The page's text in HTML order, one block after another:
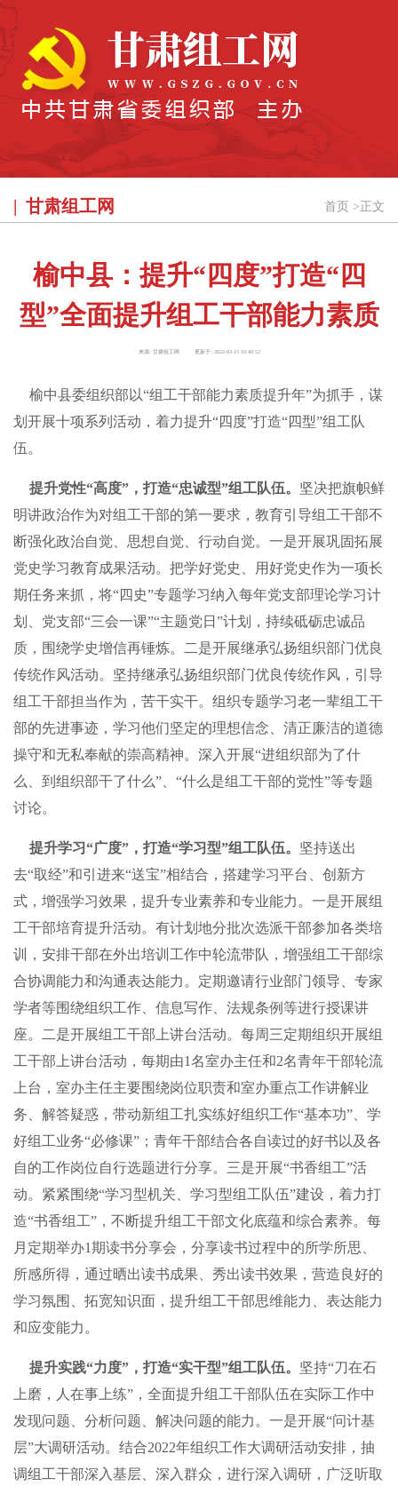
甘肃组工网 首页 > 正文
榆中县：提升“四度”打造“四
型”全面提升组工干部能力素质
来源: 甘肃组工网 更新于: 2022-03-15 10:40:52
榆中县委组织部以“组工干部能力素质提升年”为抓手，谋
划开展十项系列活动，着力提升“四度”打造“四型”组工队
伍。
提升党性“高度”，打造“忠诚型”组工队伍。 坚决把旗帜鲜
明讲政治作为对组工干部的第一要求，教育引导组工干部不
断强化政治自觉、思想自觉、行动自觉。一是开展巩固拓展
党史学习教育成果活动。把学好党史、用好党史作为一项长
期任务来抓，将“四史”专题学习纳入每年党支部理论学习计
划、党支部“三会一课”“主题党日”计划，持续砥砺忠诚品
质，围绕学史增信再锤炼。二是开展继承弘扬组织部门优良
传统作风活动。坚持继承弘扬组织部门优良传统作风，引导
组工干部担当作为，苦干实干。组织专题学习老一辈组工干
部的先进事迹，学习他们坚定的理想信念、清正廉洁的道德
操守和无私奉献的崇高精神。深入开展“进组织部为了什
么、到组织部干了什么”、“什么是组工干部的党性”等专题
讨论。
提升学习“广度”，打造“学习型”组工队伍。 坚持送出
去“取经”和引进来“送宝”相结合，搭建学习平台、创新方
式，增强学习效果，提升专业素养和专业能力。一是开展组
工干部培育提升活动。有计划地分批次选派干部参加各类培
训，安排干部在外出培训工作中轮流带队，增强组工干部综
合协调能力和沟通表达能力。定期邀请行业部门领导、专家
学者等围绕组织工作、信息写作、法规条例等进行授课讲
座。二是开展组工干部上讲台活动。每周三定期组织开展组
工干部上讲台活动，每期由1名室办主任和2名青年干部轮流
上台，室办主任主要围绕岗位职责和室办重点工作讲解业
务、解答疑惑，带动新组工扎实练好组织工作“基本功”、学
好组工业务“必修课”；青年干部结合各自读过的好书以及各
自的工作岗位自行选题进行分享。三是开展“书香组工”活
动。紧紧围绕“学习型机关、学习型组工队伍”建设，着力打
造“书香组工”，不断提升组工干部文化底蕴和综合素养。每
月定期举办1期读书分享会，分享读书过程中的所学所思、
所感所得，通过晒出读书成果、秀出读书效果，营造良好的
学习氛围、拓宽知识面，提升组工干部思维能力、表达能力
和应变能力。
提升实践“力度”，打造“实干型”组工队伍。 坚持“刀在石
上磨，人在事上练”，全面提升组工干部队伍在实际工作中
发现问题、分析问题、解决问题的能力。一是开展“问计基
层”大调研活动。结合2022年组织工作大调研活动安排，抽
调组工干部深入基层、深入群众，进行深入调研，广泛听取